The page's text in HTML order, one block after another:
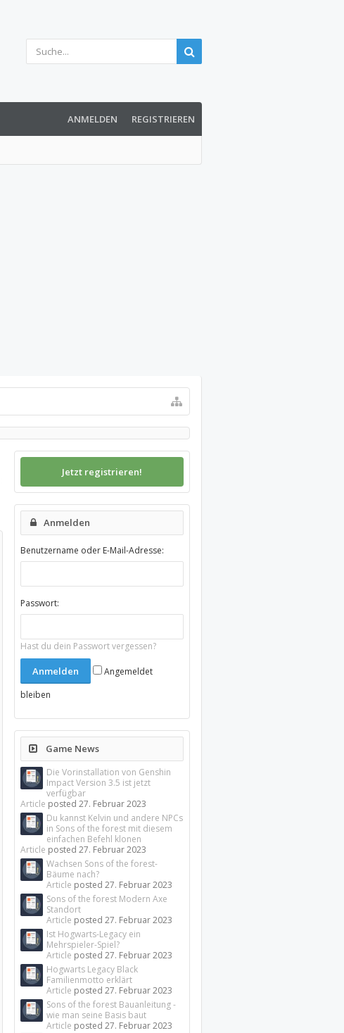
ANMELDEN REGISTRIEREN
Jetzt registrieren!
Anmelden
Benutzername oder E-Mail-Adresse:
Passwort:
Hast du dein Passwort vergessen?
Angemeldet
bleiben
Game News
Die Vorinstallation von Genshin
Impact Version 3.5 ist jetzt
verfügbar
Article posted27. Februar 2023
Du kannst Kelvin und andere NPCs
in Sons of the forest mit diesem
einfachen Befehl klonen
Article posted27. Februar 2023
Wachsen Sons of the forest-
Bäume nach?
Article posted27. Februar 2023
Sons of the forest Modern Axe
Standort
Article posted27. Februar 2023
Ist Hogwarts-Legacy ein
Mehrspieler-Spiel?
Article posted27. Februar 2023
Hogwarts Legacy Black
Familienmotto erklärt
Article posted27. Februar 2023
Sons of the forest Bauanleitung -
wie man seine Basis baut
Article posted27. Februar 2023